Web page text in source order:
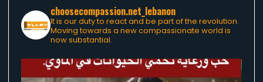
choosecompassion.net_lebanon
It is our duty to react and be part of the revolution.
Moving towards a new compassionate world is
now substantial.